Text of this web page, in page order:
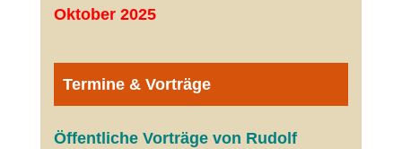
Oktober 2025
Termine & Vorträge
Öffentliche Vorträge von Rudolf